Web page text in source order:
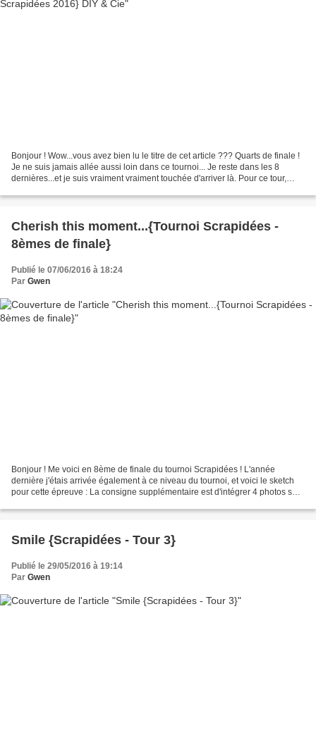
Bonjour ! Wow...vous avez bien lu le titre de cet article ??? Quarts de finale !
Je ne suis jamais allée aussi loin dans ce tournoi... Je reste dans les 8
dernières...et je suis vraiment vraiment touchée d'arriver là. Pour ce tour,
Cherish this moment...{Tournoi Scrapidées -
8èmes de finale}
Publié le 07/06/2016 à 18:24
Par Gwen
Bonjour ! Me voici en 8ème de finale du tournoi Scrapidées ! L'année
dernière j'étais arrivée également à ce niveau du tournoi, et voici le sketch
pour cette épreuve : La consigne supplémentaire est d'intégrer 4 photos sur
Smile {Scrapidées - Tour 3}
Publié le 29/05/2016 à 19:14
Par Gwen